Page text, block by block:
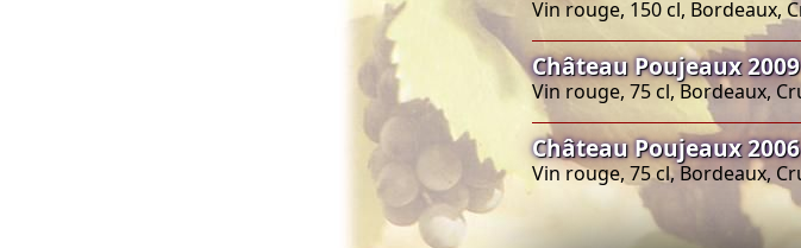
Vin rouge, 150 cl, Bordeaux,
Château Poujeaux
Vin rouge, 75 cl, Bordeaux,
Château Poujeaux
Vin rouge, 75 cl, Bordeaux,